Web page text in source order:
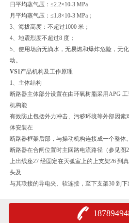
日平均蒸气压：≤2.2×10-3 MPa
月平均蒸气压：≤1.8×10-3 MPa；
3、海拔高度：不超过1000 米；
4、地震烈度不超过8 度；
5、使用场所无滴水，无易燃和爆炸危险，无
动。
VS1 产品机构及工作原理
1、主体结构
断路器主体部分设置在由环氧树脂采用APG
机构能
有效防止包括外力冲击、污秽环境等外部因素
体安装在
断路器框架后部，与操动机构连接成一个整体。
断路器在合闸位置时主回路电流路径（参见图2
上出线座27 经固定在灭弧室上的上支架26 到
头及
与其联接的导电夹、软连接，至下支架30 到下